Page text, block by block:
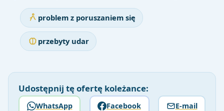
problem z poruszaniem się
przebyty udar
Udostępnij tę ofertę koleżance:
WhatsApp Facebook E-mail